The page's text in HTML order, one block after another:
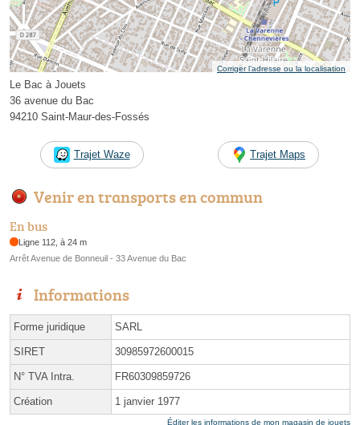
Corriger l’adresse ou la localisation
Le Bac à Jouets
36 avenue du Bac
94210 Saint-Maur-des-Fossés
Trajet Waze Trajet Maps
Venir en transports en commun
En bus
Ligne 112, à 24 m
Arrêt Avenue de Bonneuil - 33 Avenue du Bac
Informations
Forme juridique SARL
SIRET 30985972600015
N° TVA Intra. FR60309859726
Création 1 janvier 1977
Éditer les informations de mon magasin de jouets